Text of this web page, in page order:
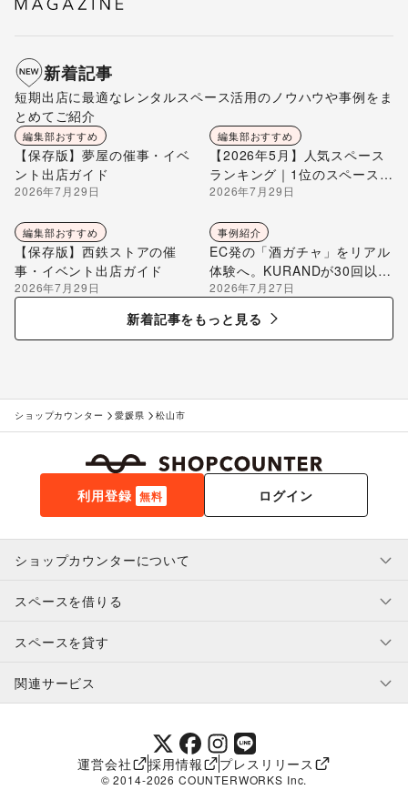
新着記事
短期出店に最適なレンタルスペース活用のノウハウや事例をま
とめてご紹介
編集部おすすめ
【保存版】夢屋の催事・イベ
ント出店ガイド
2026年7月29日
編集部おすすめ
【2026年5月】人気スペース
ランキング｜1位のスペースを
編集部が解説
2026年7月29日
編集部おすすめ
【保存版】西鉄ストアの催
事・イベント出店ガイド
2026年7月29日
事例紹介
EC発の「酒ガチャ」をリアル
体験へ。KURANDが30回以上
のポップアップ出店で届け
る“新しいお酒との出会い”
2026年7月27日
新着記事をもっと見る
ショップカウンター 愛媛県 松山市
利用登録 無料 ログイン
ショップカウンターについて
利用規約・ガイドライン
特定商取引法に基づく表示
補償プログラム
スペースを借りる
スペースを借りたい人へ
ユーザー利用規約
提携パートナー
スペースを貸す
スペースを貸したい方へ
オーナー利用規約
関連サービス
SHOPCOUNTER MAGAZINE
ショップカウンターエンタープライズ
ショップカウンター常設
運営会社 採用情報 プレスリリース
© 2014-2026 COUNTERWORKS Inc.